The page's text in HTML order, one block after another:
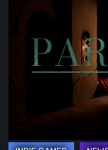
misterioso
irresistibile
ambientato